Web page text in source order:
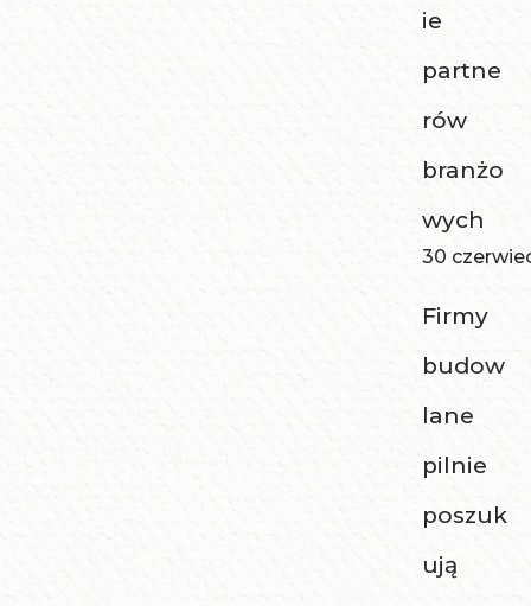
ie
partne
rów
branżo
wych
30
Firmy
budow
lane
pilnie
poszuk
ują